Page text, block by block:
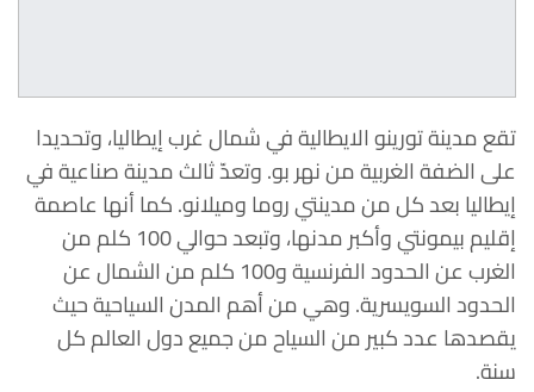
تقع مدينة تورينو الايطالية في شمال غرب إيطاليا، وتحديدا
على الضفة الغربية من نهر بو.وتعدّثالث مدينة صناعية في
إيطاليا بعد كل من مدينتي روما وميلانو. كما أنها عاصمة
إقليم بيمونتي وأكبر مدنها، وتبعد حوالي 100 كلم من
الغرب عن الحدود الفرنسية و100 كلم من الشمال عن
الحدود السويسرية. وهي من أهم المدن السياحية حيث
يقصدها عدد كبير من السياح من جميع دول العالم كل
سنة.